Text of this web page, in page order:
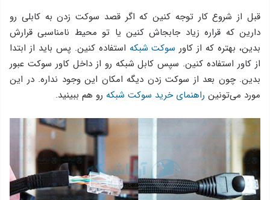
قبل از شروع کار توجه کنین که اگر قصد سوکت زدن به کابلی رو
دارین که قراره زیاد جابجاش کنین یا تو محیط نامناسبی قرارش
بدین، بهتره که از کاور سوکت شبکه استفاده کنین. پس باید از ابتدا
از کاور استفاده کنین. سپس کابل شبکه رو از داخل کاور سوکت عبور
بدین. چون بعد از سوکت زدن دیگه امکان این وجود نداره. در این
مورد می‌تونین راهنمای خرید سوکت شبکه رو هم ببینید.